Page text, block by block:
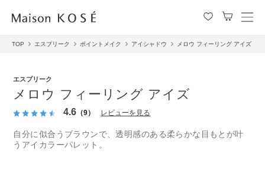
メ
ュ
TOP エスプリーク ポイントメイク アイシャドウ メロウ フィーリング アイズ
エスプリーク
メロウ フィーリング アイズ
4.6 （9） レビューを見る
自分に似合うブラウンで、透明感のある柔らかな目もとが叶
うアイカラーパレット。